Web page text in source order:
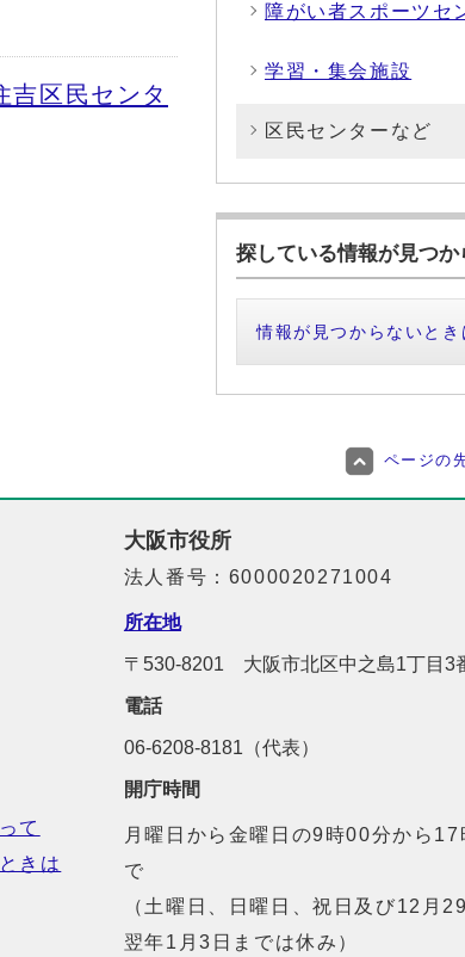
吉区民センタ
障がい者スポーツセ
学習・集会施設
区民センターなど
探している情報が見つか
情報が見つからないとき
ページの
て
きは
大阪市役所
法人番号：6000020271004
所在地
〒530-8201 大阪市北区中之島1丁目3
電話
06-6208-8181（代表）
開庁時間
月曜日から金曜日の9時00分から17
で
（土曜日、日曜日、祝日及び12月
翌年1月3日までは休み）